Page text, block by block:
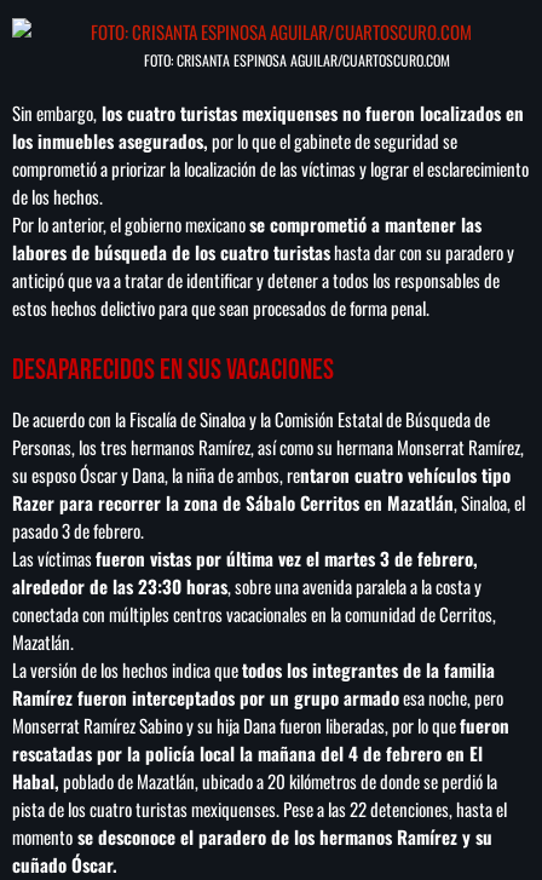
matiza promesa de campaña
Irán anuncia que el acuerdo con Omán para
gestionar el estrecho de Ormuz está en su
‘fase final de revisión’
Murió Jorge Messi, padre de Lionel, a los 68
años
FOTO: CRISANTA ESPINOSA AGUILAR/CUARTOSCURO.COM
Sin embargo,los cuatro turistas mexiquenses no fueron localizados en
los inmuebles asegurados,por lo que el gabinete de seguridad se
comprometió a priorizar la localización de las víctimas y lograr el esclarecimiento
de los hechos.
Por lo anterior, el gobierno mexicanose comprometió a mantener las
labores de búsqueda de los cuatro turistashasta dar con su paradero y
anticipó que va a tratar de identificar y detener a todos los responsables de
estos hechos delictivo para que sean procesados de forma penal.
Desaparecidos en sus vacaciones
De acuerdo con la Fiscalía de Sinaloa y la Comisión Estatal de Búsqueda de
Personas, los tres hermanos Ramírez, así como su hermana Monserrat Ramírez,
su esposo Óscar y Dana, la niña de ambos, rentaron cuatro vehículos tipo
Razer para recorrer la zona de Sábalo Cerritos en Mazatlán, Sinaloa, el
pasado 3 de febrero.
Las víctimasfueron vistas por última vez el martes 3 de febrero,
alrededor de las 23:30 horas, sobre una avenida paralela a la costa y
conectada con múltiples centros vacacionales en la comunidad de Cerritos,
Mazatlán.
La versión de los hechos indica quetodos los integrantes de la familia
Ramírez fueron interceptados por un grupo armadoesa noche, pero
Monserrat Ramírez Sabino y su hija Dana fueron liberadas, por lo quefueron
rescatadas por la policía local la mañana del 4 de febrero en El
Habal,poblado de Mazatlán, ubicado a 20 kilómetros de donde se perdió la
pista de los cuatro turistas mexiquenses. Pese a las 22 detenciones, hasta el
momentose desconoce el paradero de los hermanos Ramírez y su
cuñado Óscar.